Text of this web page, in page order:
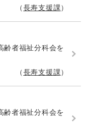
長寿支援課
齢者福祉分科会を
長寿支援課
齢者福祉分科会を